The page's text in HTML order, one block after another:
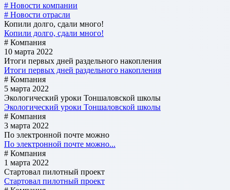
# Новости компании
# Новости отрасли
Копили долго, сдали много!
Копили долго, сдали много!
# Компания
10 марта 2022
Итоги первых дней раздельного накопления
Итоги первых дней раздельного накопления
# Компания
5 марта 2022
Экологический уроки Тоншаловской школы
Экологический уроки Тоншаловской школы
# Компания
3 марта 2022
По электронной почте можно
По электронной почте можно...
# Компания
1 марта 2022
Стартовал пилотный проект
Стартовал пилотный проект